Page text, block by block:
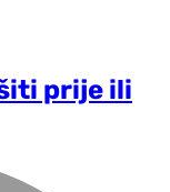
prije ili